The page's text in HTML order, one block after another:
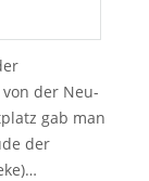
der Neu-
gab man
der